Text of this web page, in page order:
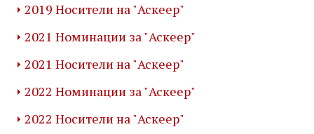
2019 Носители на "Аскеер"
2021 Номинации за "Аскеер"
2021 Носители на "Аскеер"
2022 Номинации за "Аскеер"
2022 Носители на "Аскеер"